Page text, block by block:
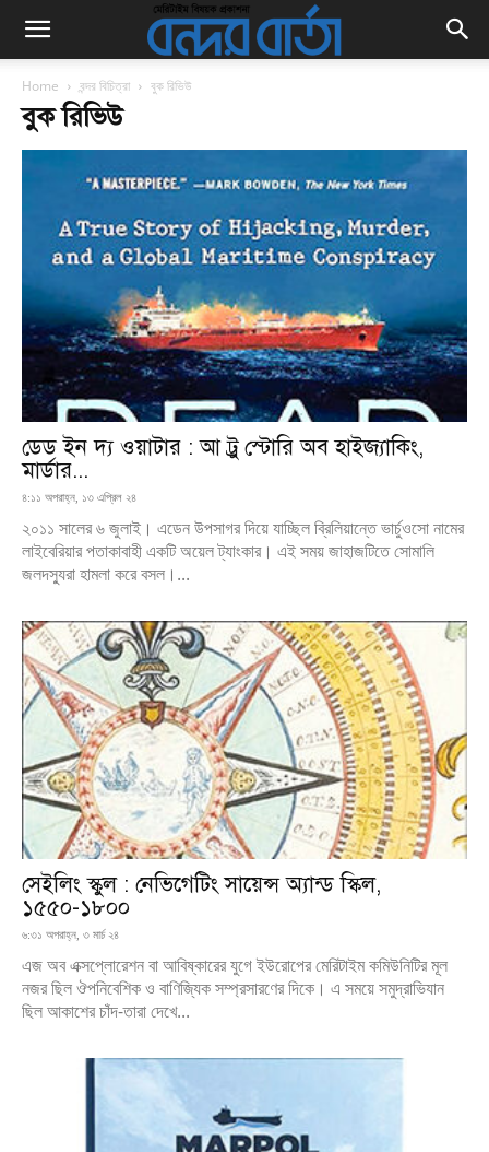
Home বন্দর বিচিত্রা বুক রিভিউ
বুক রিভিউ
ডেড ইন দ্য ওয়াটার : আ ট্রু স্টোরি অব হাইজ্যাকিং,
মার্ডার...
৪:১১ অপরাহ্ন, ১৩ এপ্রিল ২৪
২০১১ সালের ৬ জুলাই। এডেন উপসাগর দিয়ে যাচ্ছিল ব্রিলিয়ান্তে ভার্চুওসো নামের
লাইবেরিয়ার পতাকাবাহী একটি অয়েল ট্যাংকার। এই সময় জাহাজটিতে সোমালি
জলদস্যুরা হামলা করে বসল।...
সেইলিং স্কুল : নেভিগেটিং সায়েন্স অ্যান্ড স্কিল,
১৫৫০-১৮০০
৬:৩১ অপরাহ্ন, ৩ মার্চ ২৪
এজ অব এক্সপ্লোরেশন বা আবিষ্কারের যুগে ইউরোপের মেরিটাইম কমিউনিটির মূল
নজর ছিল ঔপনিবেশিক ও বাণিজ্যিক সম্প্রসারণের দিকে। এ সময়ে সমুদ্রাভিযান
ছিল আকাশের চাঁদ-তারা দেখে...